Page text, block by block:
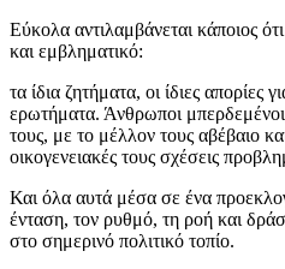
Εύκολα αντιλαμβάνεται κάποιος
και εμβληματικό:
τα ίδια ζητήματα, οι ίδιες απορίες
ερωτήματα. Άνθρωποι
τους, με το μέλλον τους αβέβαιο
οικογενειακές τους σχέσεις
Και όλα αυτά μέσα σε ένα
ένταση, τον ρυθμό, τη ροή και
στο σημερινό πολιτικό τοπίο.